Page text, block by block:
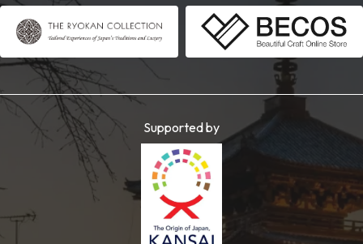
Supported by